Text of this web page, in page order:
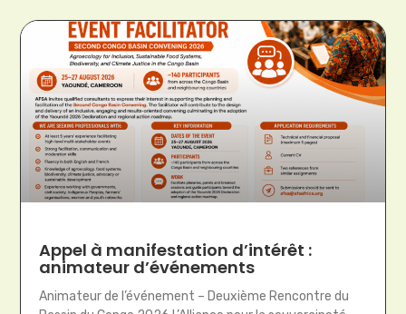
Appel à manifestation d’intérêt :
animateur d’événements
Animateur de l’événement – Deuxième Rencontre du